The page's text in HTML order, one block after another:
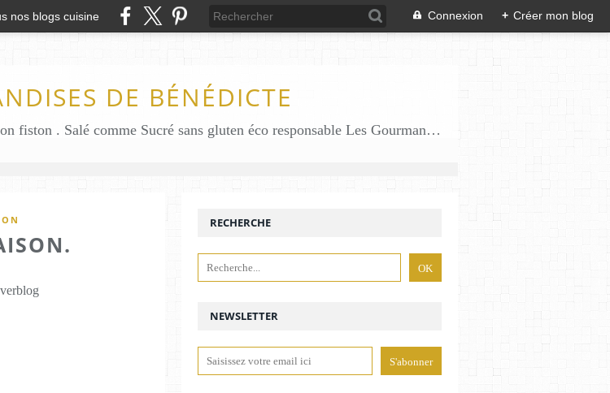
nos blogs cuisine Connexion + Créer mon blog
DE BÉNÉDICTE
Des gourmandises sans gluten en solo en duo avec mon fiston . Salé comme Sucré sans gluten éco responsable Les Gourmandises de Bénédicte gâteau produits locaux
NEWSLETTER
RECHERCHE